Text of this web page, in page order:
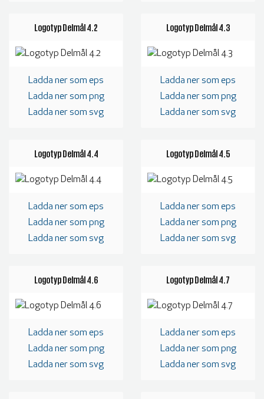
Logotyp Delmål 4.2
Ladda ner som eps
Ladda ner som png
Ladda ner som svg
Logotyp Delmål 4.3
Ladda ner som eps
Ladda ner som png
Ladda ner som svg
Logotyp Delmål 4.4
Ladda ner som eps
Ladda ner som png
Ladda ner som svg
Logotyp Delmål 4.5
Ladda ner som eps
Ladda ner som png
Ladda ner som svg
Logotyp Delmål 4.6
Ladda ner som eps
Ladda ner som png
Ladda ner som svg
Logotyp Delmål 4.7
Ladda ner som eps
Ladda ner som png
Ladda ner som svg